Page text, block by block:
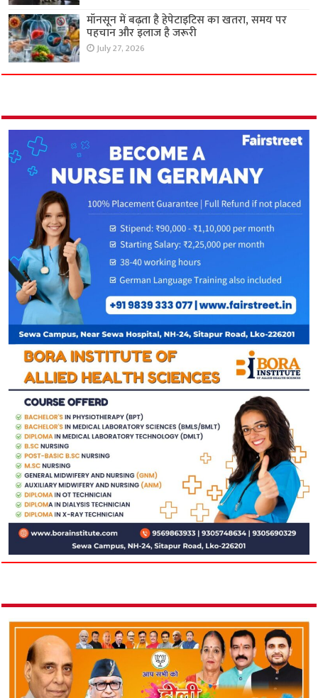
मॉनसून में बढ़ता है हेपेटाइटिस का खतरा, समय पर
पहचान और इलाज है जरूरी
July 27, 2026